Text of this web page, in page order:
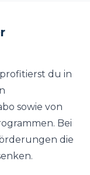
du in
sowie von
Bei
die